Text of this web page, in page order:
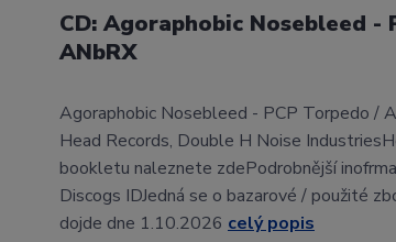
CD: Agoraphobic Nosebleed -
ANbRX
Agoraphobic Nosebleed - PCP Torpedo /
Head Records, Double H Noise
bookletu naleznete zdePodrobnější
Discogs IDJedná se o bazarové / použité
dojde dne 1.10.2026 celý popis